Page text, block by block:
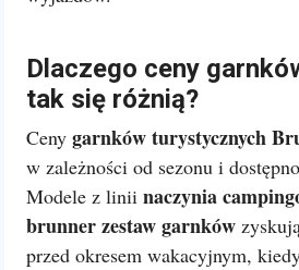
Dlaczego ceny
tak się różnią?
Ceny garnków turystycznych
w zależności od sezonu i
Modele z linii naczynia
brunner zestaw garnków
przed okresem wakacyjnym,